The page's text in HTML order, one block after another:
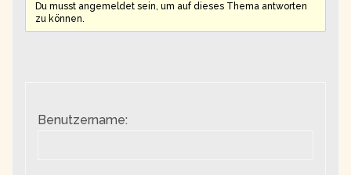
Du musst angemeldet sein, um auf dieses Thema antworten
zu können.
Benutzername: